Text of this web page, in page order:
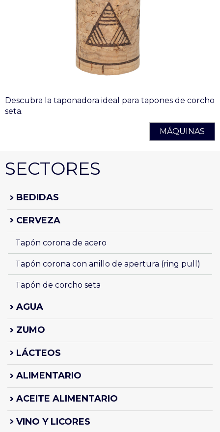
Descubra la taponadora ideal para tapones de corcho
seta.
MÁQUINAS
SECTORES
BEDIDAS
CERVEZA
Tapón corona de acero
Tapón corona con anillo de apertura (ring pull)
Tapón de corcho seta
AGUA
ZUMO
LÁCTEOS
ALIMENTARIO
ACEITE ALIMENTARIO
VINO Y LICORES